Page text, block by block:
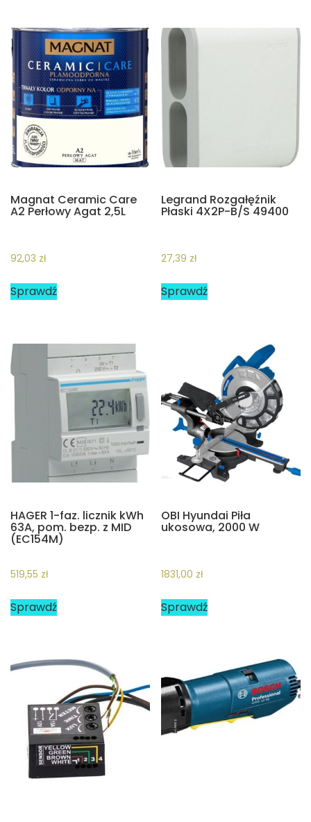
Magnat Ceramic Care
A2 Perłowy Agat 2,5L
92,03 zł
Sprawdź
Legrand Rozgałęźnik
Płaski 4X2P-B/S 49400
27,39 zł
Sprawdź
HAGER 1-faz. licznik kWh
63A, pom. bezp. z MID
(EC154M)
519,55 zł
Sprawdź
OBI Hyundai Piła
ukosowa, 2000 W
1831,00 zł
Sprawdź